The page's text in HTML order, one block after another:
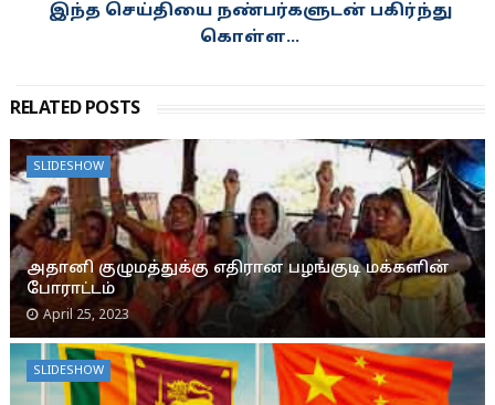
இந்த செய்தியை நண்பர்களுடன் பகிர்ந்து
கொள்ள...
RELATED POSTS
SLIDESHOW
அதானி குழுமத்துக்கு எதிரான பழங்குடி மக்களின்
போராட்டம்
April 25, 2023
SLIDESHOW